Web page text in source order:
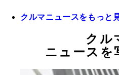
クルマニュースをもっと
クル
ニュースを